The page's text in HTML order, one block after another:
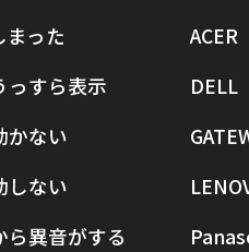
まった
っすら表示
かない
しない
ら異音がする
ACER
DELL